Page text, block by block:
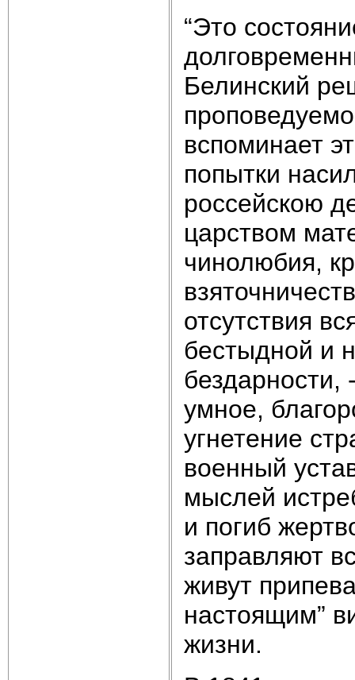
“Это
Белинский
вспоминает
попытки
россейскою
царством
чинолюбия,
отсутствия
бестыдной и
бездарности,
умное,
угнетение
военный
мыслей
и погиб
заправляют
живут
настоящим”
жизни.